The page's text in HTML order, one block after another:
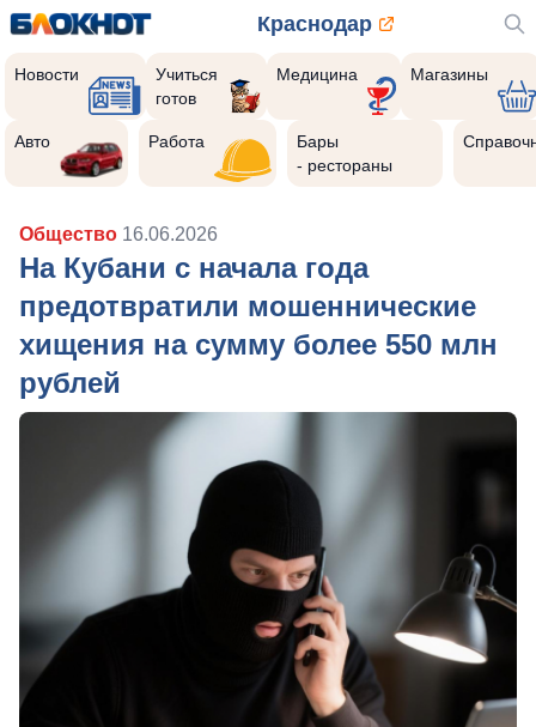
Краснодар
Новости
Учиться
готов
Медицина Магазины
Авто Работа
Бары
- рестораны
Общество 16.06.2026
На Кубани с начала года
предотвратили мошеннические
хищения на сумму более 550 млн
рублей